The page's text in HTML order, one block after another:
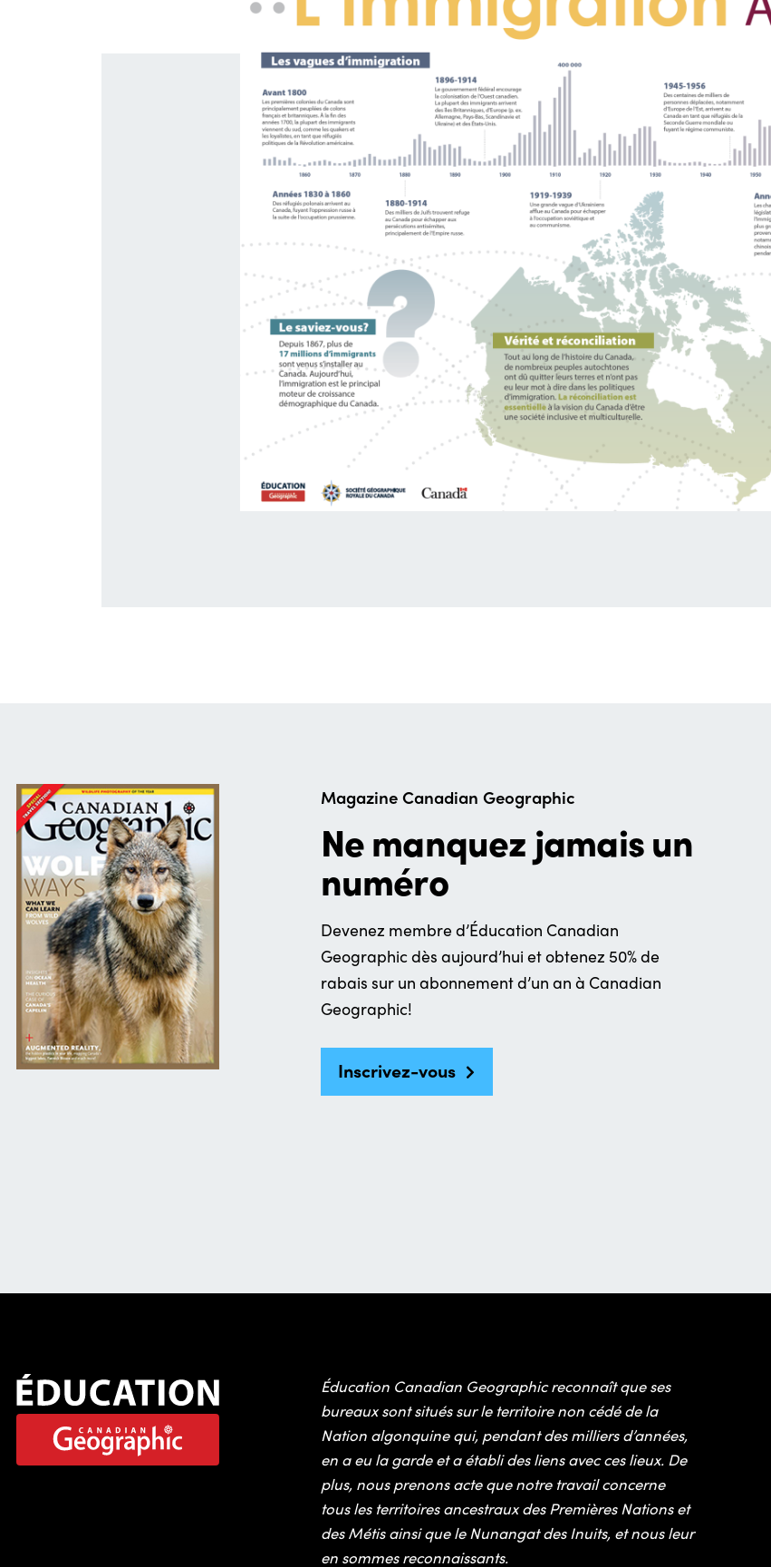
Magazine Canadian Geographic
Ne manquez jamais un
numéro
Devenez membre d’Éducation Canadian
Geographic dès aujourd’hui et obtenez 50% de
rabais sur un abonnement d’un an à Canadian
Geographic!
Inscrivez-vous
Éducation Canadian Geographic reconnaît que ses
bureaux sont situés sur le territoire non cédé de la
Nation algonquine qui, pendant des milliers d’années,
en a eu la garde et a établi des liens avec ces lieux. De
plus, nous prenons acte que notre travail concerne
tous les territoires ancestraux des Premières Nations et
des Métis ainsi que le Nunangat des Inuits, et nous leur
en sommes reconnaissants.